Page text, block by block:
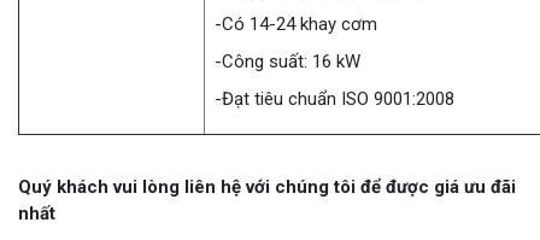
-Có 14-24 khay cơm
-Công suất: 16 kW
-Đạt tiêu chuẩn ISO 9001:2008
Quý khách vui lòng liên hệ với chúng tôi để được giá ưu đãi
nhất